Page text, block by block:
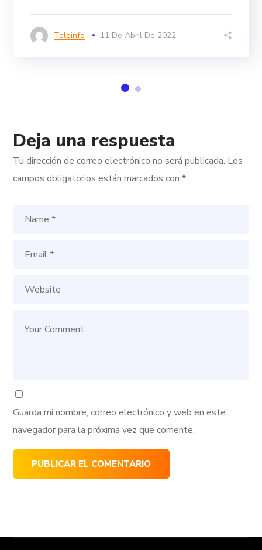
Teleinfo 11 De Abril De 2022
Deja una respuesta
Tu dirección de correo electrónico no será publicada. Los
campos obligatorios están marcados con*
Guarda mi nombre, correo electrónico y web en este
navegador para la próxima vez que comente.